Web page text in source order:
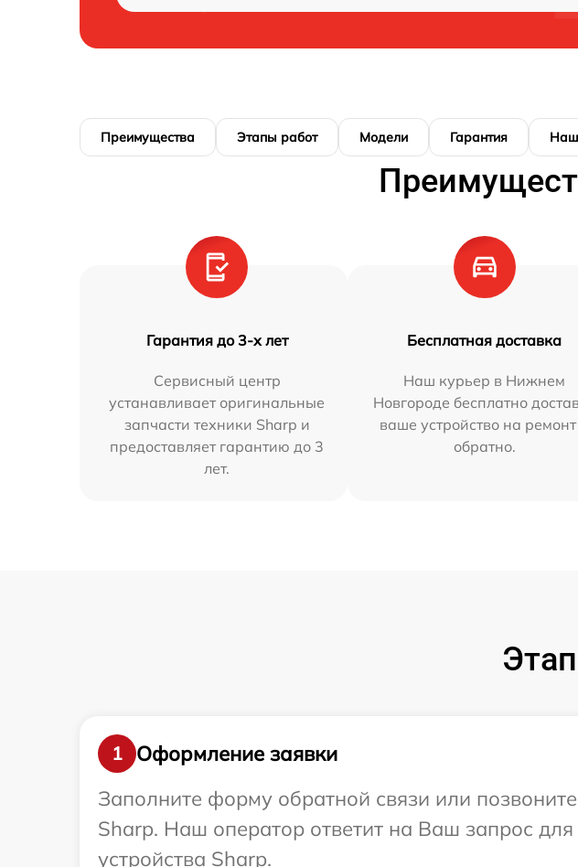
Преимущества Этапы работ Модели Гарантия
Гарантия до 3-х лет
Сервисный центр
устанавливает оригинальные
запчасти техники Sharp и
предоставляет гарантию до 3
лет.
Бесплатная доставка
Наш курьер в Нижнем
Новгороде бесплатно
ваше устройство на
обратно.
1
Оформление заявки
Заполните форму обратной связи или
Sharp. Наш оператор ответит на Ваш запрос
устройства Sharp.